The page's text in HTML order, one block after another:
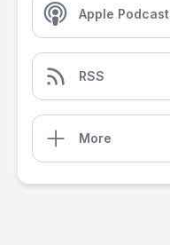
Apple
RSS
More